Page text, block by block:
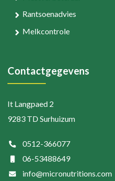
Rantsoenadvies
Melkcontrole
Contactgegevens
It Langpaed 2
9283 TD Surhuizum
0512-366077
06-53488649
info@micronutritions.com